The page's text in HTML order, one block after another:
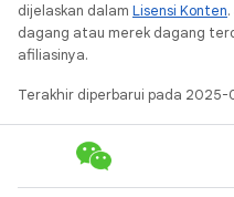
dijelaskan dalam Lisensi Konten
dagang atau merek dagang
afiliasinya.
Terakhir diperbarui pada 2025-